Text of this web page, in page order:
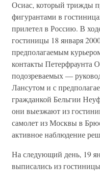
Осиас, который трижды
фигурантами в
прилетел в Россию. В
гостиницы 18 января
предполагаемым
контакты Петерфраунта
подозреваемых —
Лансутом и с
гражданкой Бельгии
они выезжают из
самолет из Москвы в
активное наблюдение
На следующий день, 19
выписались из